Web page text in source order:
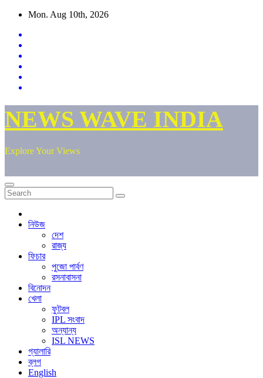
Skip
content
Mon. Aug 10th, 2026
NEWS WAVE INDIA
Explore Your Views
নিউজ
দেশ
রাজ্য
ফিচার
পুজো পার্বণ
রসনাবাসনা
বিনোদন
খেলা
ফুটবল
IPL সংবাদ
অন্যান্য
ISL NEWS
গ্যালারি
ব্লগ
English